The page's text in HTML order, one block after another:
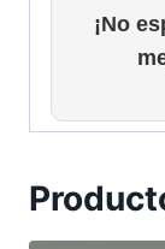
¡No